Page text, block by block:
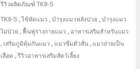
รีวิวผลิตภัณฑ์ TK9-S
TK9-S ,ไข้หัดแมว ,บำรุงแมวหลังป่วย ,บำรุงแมว
ไม่ป่วย ,ฟื้นฟูร่างกายแมว , อาหารเสริมสำหรับแมว
, เสริมภูมิคุ้มกันแมว , แมวซึมตัวสั่น , แมวถ่ายเป็น
เลือด ,รีวิวอาหารเสริมสัตว์เลี้ยง